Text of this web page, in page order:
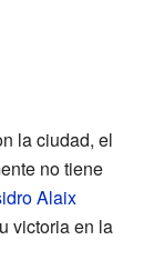
la ciudad, el
no tiene
Alaix
victoria en la